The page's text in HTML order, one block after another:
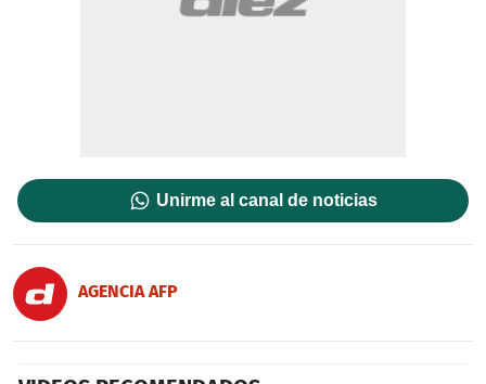
Unirme al canal de noticias
AGENCIA AFP